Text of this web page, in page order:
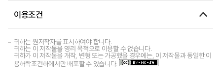
이용조건
귀하는 원저작자를 표시하여야 합니다.
귀하는 이 저작물을 영리 목적으로 이용할 수 없습니다.
귀하가 이 저작물을 개작, 변형 또는 가공했을 경우에는, 이 저작물과 동일한 이
용허락조건하에서만 배포할 수 있습니다.